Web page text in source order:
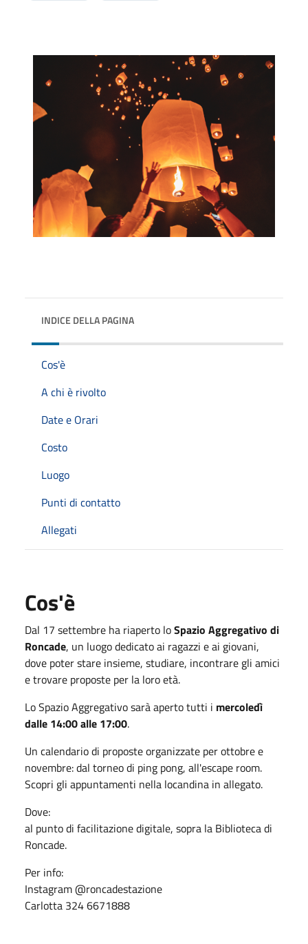
INDICE DELLA PAGINA
Cos'è
A chi è rivolto
Date e Orari
Costo
Luogo
Punti di contatto
Allegati
Cos'è
Dal 17 settembre ha riaperto loSpazio Aggregativo di
Roncade, un luogo dedicato ai ragazzi e ai giovani,
dove poter stare insieme, studiare, incontrare gli amici
e trovare proposte per la loro età.
Lo Spazio Aggregativo sarà aperto tutti i mercoledì
dalle 14:00 alle 17:00.
Un calendario di proposte organizzate per ottobre e
novembre: dal torneo di ping pong, all'escape room.
Scopri gli appuntamenti nella locandina in allegato.
Dove:
al punto di facilitazione digitale, sopra la Biblioteca di
Roncade.
Per info:
Instagram @roncadestazione
Carlotta 324 6671888